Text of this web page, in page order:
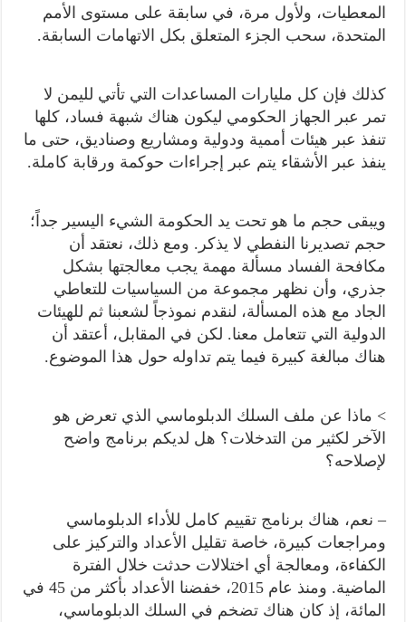
المعطيات، ولأول مرة، في سابقة على مستوى الأمم
المتحدة، سحب الجزء المتعلق بكل الاتهامات السابقة.
كذلك فإن كل مليارات المساعدات التي تأتي لليمن لا
تمر عبر الجهاز الحكومي ليكون هناك شبهة فساد، كلها
تنفذ عبر هيئات أممية ودولية ومشاريع وصناديق، حتى ما
ينفذ عبر الأشقاء يتم عبر إجراءات حوكمة ورقابة كاملة.
ويبقى حجم ما هو تحت يد الحكومة الشيء اليسير جداً؛
حجم تصديرنا النفطي لا يذكر. ومع ذلك، نعتقد أن
مكافحة الفساد مسألة مهمة يجب معالجتها بشكل
جذري، وأن نظهر مجموعة من السياسيات للتعاطي
الجاد مع هذه المسألة، لنقدم نموذجاً لشعبنا ثم للهيئات
الدولية التي تتعامل معنا. لكن في المقابل، أعتقد أن
هناك مبالغة كبيرة فيما يتم تداوله حول هذا الموضوع.
> ماذا عن ملف السلك الدبلوماسي الذي تعرض هو
الآخر لكثير من التدخلات؟ هل لديكم برنامج واضح
لإصلاحه؟
– نعم، هناك برنامج تقييم كامل للأداء الدبلوماسي
ومراجعات كبيرة، خاصة تقليل الأعداد والتركيز على
الكفاءة، ومعالجة أي اختلالات حدثت خلال الفترة
الماضية. ومنذ عام 2015، خفضنا الأعداد بأكثر من 45 في
المائة، إذ كان هناك تضخم في السلك الدبلوماسي،